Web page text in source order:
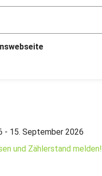
- 15. September 2026
und Zählerstand melden!